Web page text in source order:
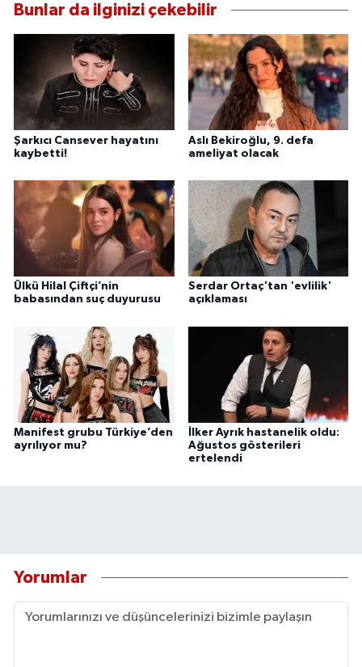
Bunlar da ilginizi çekebilir
Şarkıcı Cansever hayatını
kaybetti!
Aslı Bekiroğlu, 9. defa
ameliyat olacak
Ülkü Hilal Çiftçi’nin
babasından suç duyurusu
Serdar Ortaç'tan 'evlilik'
açıklaması
Manifest grubu Türkiye’den
ayrılıyor mu?
İlker Ayrık hastanelik oldu:
Ağustos gösterileri
ertelendi
Yorumlar